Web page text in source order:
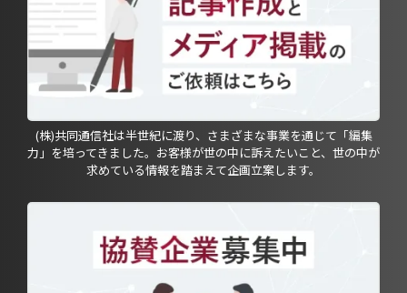
(株)共同通信社は半世紀に渡り、さまざまな事業を通じて「編集
力」を培ってきました。お客様が世の中に訴えたいこと、世の中が
求めている情報を踏まえて企画立案します。